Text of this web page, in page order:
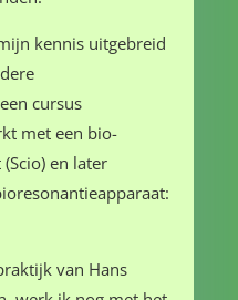
kennis uitgebreid
cursus
met een bio-
en later
van Hans